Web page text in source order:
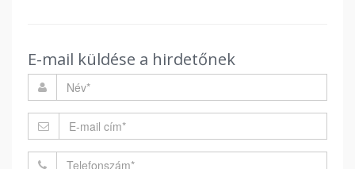
E-mail küldése a hirdetőnek